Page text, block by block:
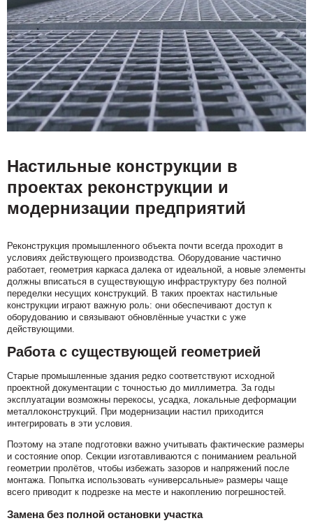
Настильные конструкции в
проектах реконструкции и
модернизации предприятий
Реконструкция промышленного объекта почти всегда проходит в
условиях действующего производства. Оборудование частично
работает, геометрия каркаса далека от идеальной, а новые элементы
должны вписаться в существующую инфраструктуру без полной
переделки несущих конструкций. В таких проектах настильные
конструкции играют важную роль: они обеспечивают доступ к
оборудованию и связывают обновлённые участки с уже
действующими.
Работа с существующей геометрией
Старые промышленные здания редко соответствуют исходной
проектной документации с точностью до миллиметра. За годы
эксплуатации возможны перекосы, усадка, локальные деформации
металлоконструкций. При модернизации настил приходится
интегрировать в эти условия.
Поэтому на этапе подготовки важно учитывать фактические размеры
и состояние опор. Секции изготавливаются с пониманием реальной
геометрии пролётов, чтобы избежать зазоров и напряжений после
монтажа. Попытка использовать «универсальные» размеры чаще
всего приводит к подрезке на месте и накоплению погрешностей.
Замена без полной остановки участка